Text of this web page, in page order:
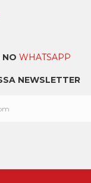
NOWHATSAPP
NEWSLETTER